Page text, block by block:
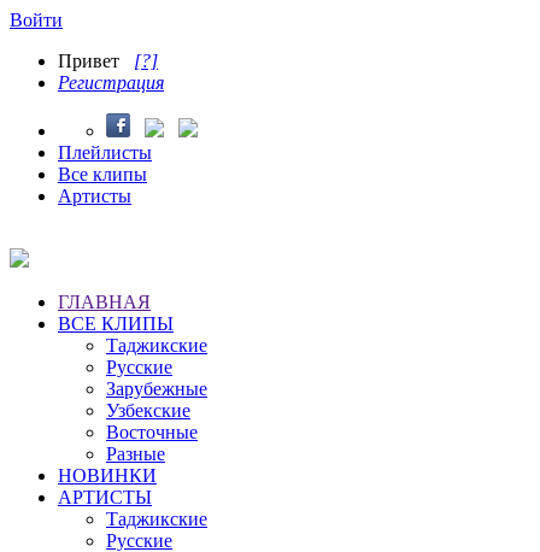
Войти
Привет [?]
Регистрация
Плейлисты
Все клипы
Артисты
ГЛАВНАЯ
ВСЕ КЛИПЫ
Таджикские
Русские
Зарубежные
Узбекские
Восточные
Разные
НОВИНКИ
АРТИСТЫ
Таджикские
Русские